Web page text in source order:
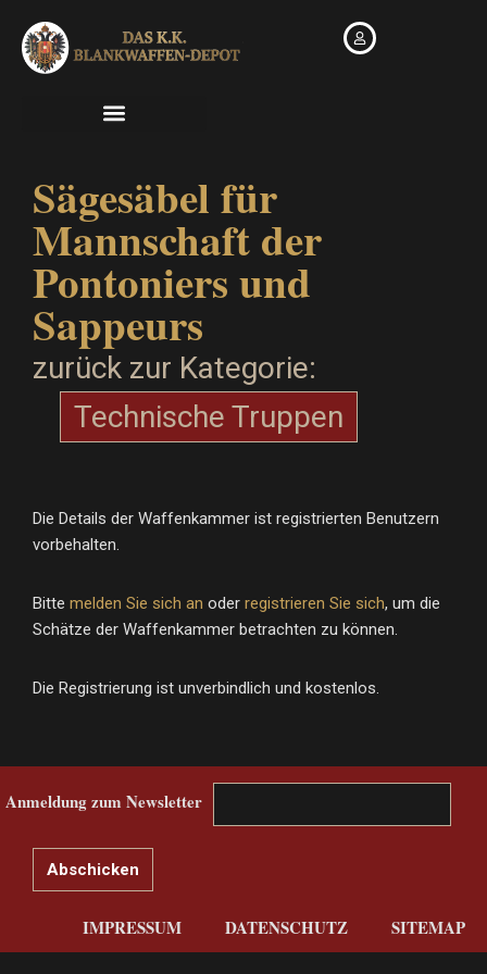
Zum
Sägesäbel für
Mannschaft der
Pontoniers und
Sappeurs
zurück zur Kategorie:
Technische Truppen
Die Details der Waffenkammer ist registrierten Benutzern
vorbehalten.
Bitte melden Sie sich an oder registrieren Sie sich, um die
Schätze der Waffenkammer betrachten zu können.
Die Registrierung ist unverbindlich und kostenlos.
Anmeldung zum Newsletter
IMPRESSUM DATENSCHUTZ SITEMAP